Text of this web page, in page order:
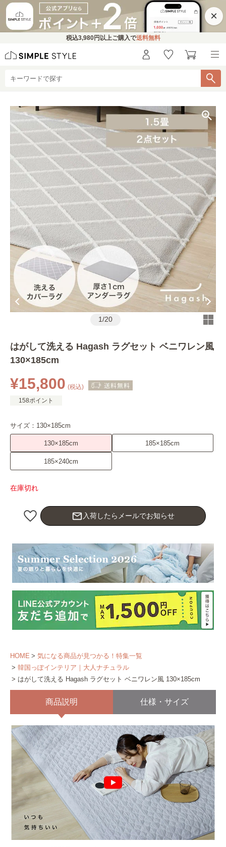
×
税込3,980円 以上ご購入で送料無料
1/20
はがして洗える Hagash ラグセット ベニワレン風
130×185cm
¥15,800 (税込)
158ポイント
サイズ： 130×185cm
130×185cm 185×185cm
185×240cm
在庫切れ
mail_outline入荷したらメールでお知らせ
HOME
気になる商品が見つかる！特集一覧
韓国っぽインテリア｜大人ナチュラル
はがして洗える Hagash ラグセット ベニワレン風 130×185cm
商品説明 仕様・サイズ